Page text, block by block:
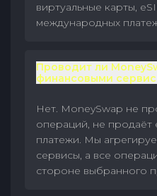
виртуальные карты,
международных
Проводит ли
финансовыми
Нет. MoneySwap не
операций, не продаёт
платежи. Мы
сервисы, а все
стороне выбранного